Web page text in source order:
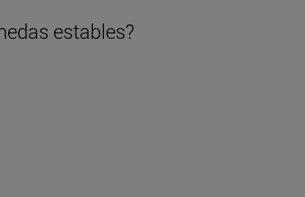
estables?